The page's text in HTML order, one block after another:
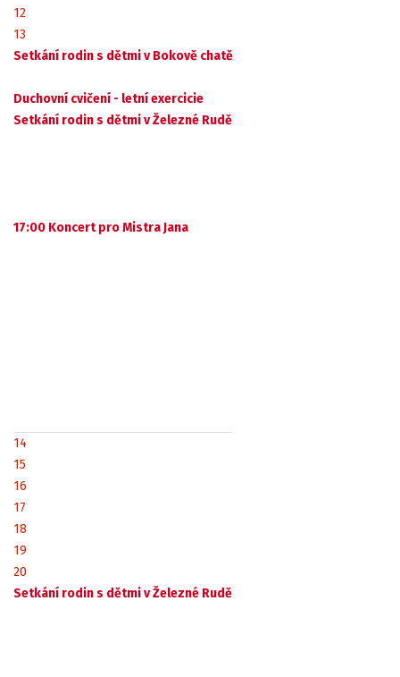
12
13
Setkání rodin s dětmi v Bokově chatě
Duchovní cvičení - letní exercicie
Setkání rodin s dětmi v Železné Rudě
17:00 Koncert pro Mistra Jana
14
15
16
17
18
19
20
Setkání rodin s dětmi v Železné Rudě